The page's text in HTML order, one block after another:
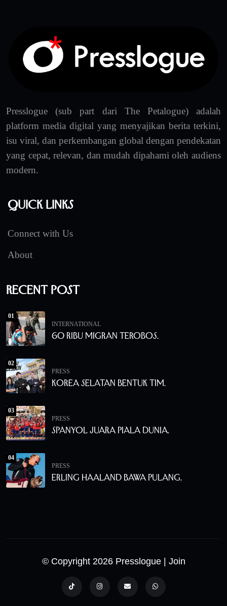
Presslogue (sub part dari The Petalogue) adalah
platform media digital yang menyajikan berita terkini,
isu viral, dan perkembangan global dengan pendekatan
yang cepat, relevan, dan mudah dipahami oleh audiens
modern.
Quick Links
Connect with Us
About
Recent Post
01
INTERNATIONAL
60 Ribu Migran Terobos.
02
PRESS
Korea Selatan Bentuk Tim.
03
PRESS
Spanyol Juara Piala Dunia.
04
PRESS
Erling Haaland Bawa Pulang.
© Copyright 2026 Presslogue | Join